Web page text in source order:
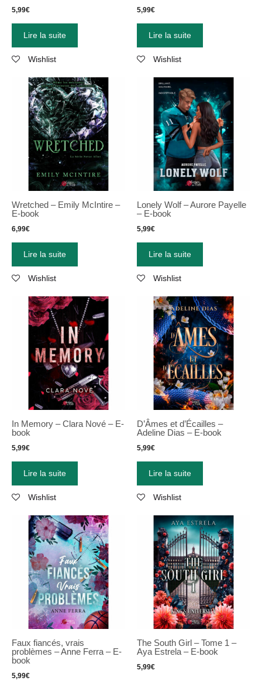
5,99€
Lire la suite
Wishlist
5,99€
Lire la suite
Wishlist
Wretched – Emily McIntire –
E-book
6,99€
Lire la suite
Wishlist
Lonely Wolf – Aurore Payelle
– E-book
5,99€
Lire la suite
Wishlist
In Memory – Clara Nové – E-
book
5,99€
Lire la suite
Wishlist
D’Âmes et d’Écailles –
Adeline Dias – E-book
5,99€
Lire la suite
Wishlist
Faux fiancés, vrais
problèmes – Anne Ferra – E-
book
5,99€
The South Girl – Tome 1 –
Aya Estrela – E-book
5,99€